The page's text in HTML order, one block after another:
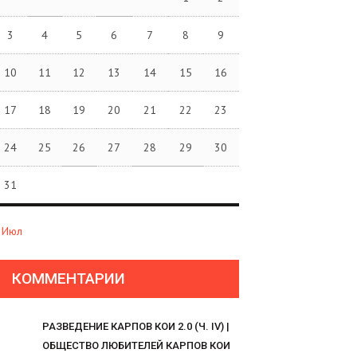
3 4 5 6 7 8 9
10 11 12 13 14 15 16
17 18 19 20 21 22 23
24 25 26 27 28 29 30
31
КОММЕНТАРИИ
РАЗВЕДЕНИЕ КАРПОВ КОИ 2.0 (Ч. IV) |
ОБЩЕСТВО ЛЮБИТЕЛЕЙ КАРПОВ КОИ